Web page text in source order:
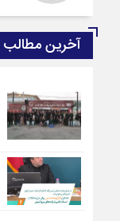
آخرین مطالب